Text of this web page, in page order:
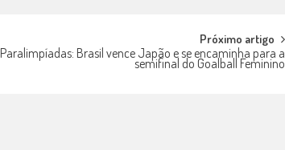
Próximo artigo
Paralimpíadas: Brasil vence Japão e se encaminha para a
semifinal do Goalball Feminino